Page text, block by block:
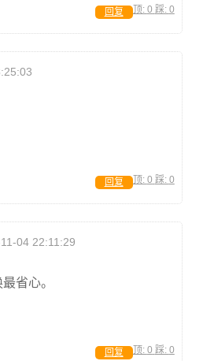
顶: 0 踩: 0
回复
顶: 0 踩: 0
回复
04 22:11:29
省心。
顶: 0 踩: 0
回复